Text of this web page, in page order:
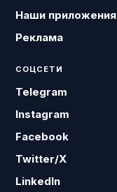
Наши приложения
Реклама
СОЦСЕТИ
Telegram
Instagram
Facebook
Twitter/X
LinkedIn